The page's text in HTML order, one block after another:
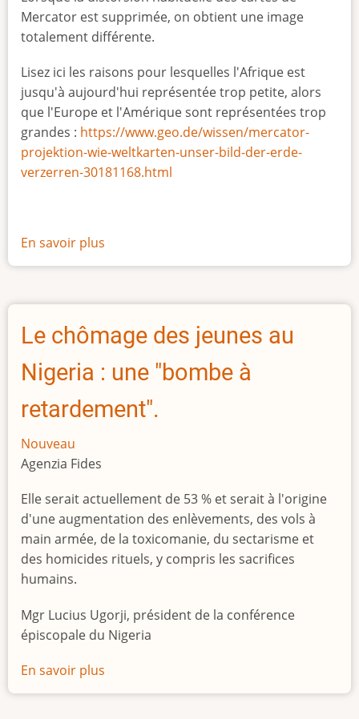
Mercator est supprimée, on obtient une image
totalement différente.
Lisez ici les raisons pour lesquelles l'Afrique est
jusqu'à aujourd'hui représentée trop petite, alors
que l'Europe et l'Amérique sont représentées trop
grandes : https://www.geo.de/wissen/mercator-
projektion-wie-weltkarten-unser-bild-der-erde-
verzerren-30181168.html
En savoir plus
La
taille
l'Afrique
Le chômage des jeunes au
Nigeria : une "bombe à
retardement".
Nouveau
Agenzia Fides
Elle serait actuellement de 53 % et serait à l'origine
d'une augmentation des enlèvements, des vols à
main armée, de la toxicomanie, du sectarisme et
des homicides rituels, y compris les sacrifices
humains.
Mgr Lucius Ugorji, président de la conférence
épiscopale du Nigeria
En savoir plus
Le